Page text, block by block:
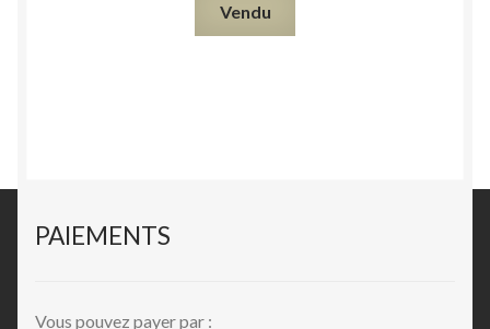
Vendu
PAIEMENTS
Vous pouvez payer par :